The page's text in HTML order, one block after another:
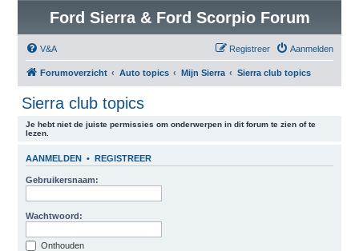
Ford Sierra & Ford Scorpio Forum
V&A Aanmelden
Registreer
Forumoverzicht Auto topics Mijn Sierra Sierra club topics
Sierra club topics
Je hebt niet de juiste permissies om onderwerpen in dit forum te zien of te
lezen.
AANMELDEN • REGISTREER
Gebruikersnaam:
Wachtwoord:
Onthouden